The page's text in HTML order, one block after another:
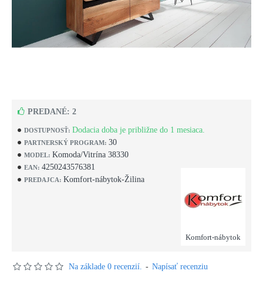
DOSTUPNOSŤ: Dodacia doba je približne do 1 mesiaca.
PARTNERSKÝ PROGRAM: 30
MODEL: Komoda/Vitrína 38330
EAN: 4250243576381
PREDAJCA: Komfort-nábytok-Žilina
Komfort-nábytok
PREDANÉ: 2
Na základe 0 recenzií. - Napísať recenziu